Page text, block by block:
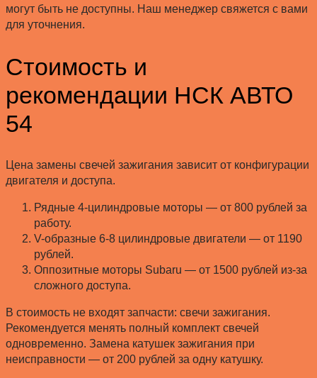
могут быть не доступны. Наш менеджер свяжется с вами
для уточнения.
Стоимость и
рекомендации НСК АВТО
54
Цена замены свечей зажигания зависит от конфигурации
двигателя и доступа.
Рядные 4-цилиндровые моторы — от 800 рублей за
работу.
V-образные 6-8 цилиндровые двигатели — от 1190
рублей.
Оппозитные моторы Subaru — от 1500 рублей из-за
сложного доступа.
В стоимость не входят запчасти: свечи зажигания.
Рекомендуется менять полный комплект свечей
одновременно. Замена катушек зажигания при
неисправности — от 200 рублей за одну катушку.